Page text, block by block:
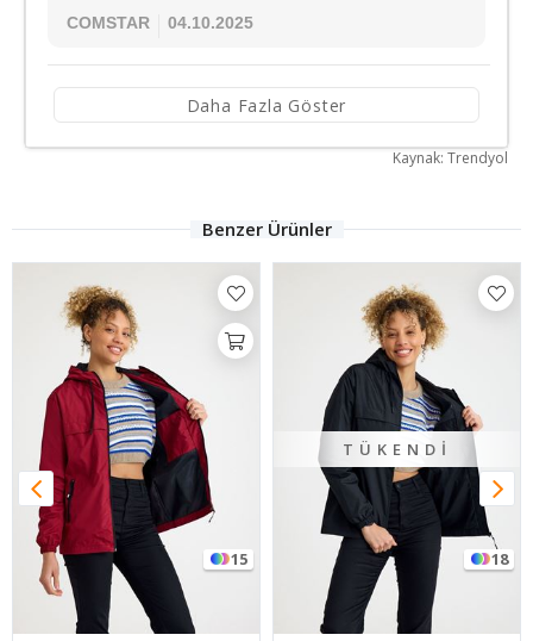
COMSTAR 04.10.2025
Daha Fazla Göster
Kaynak: Trendyol
Benzer Ürünler
15
TÜKENDI
18